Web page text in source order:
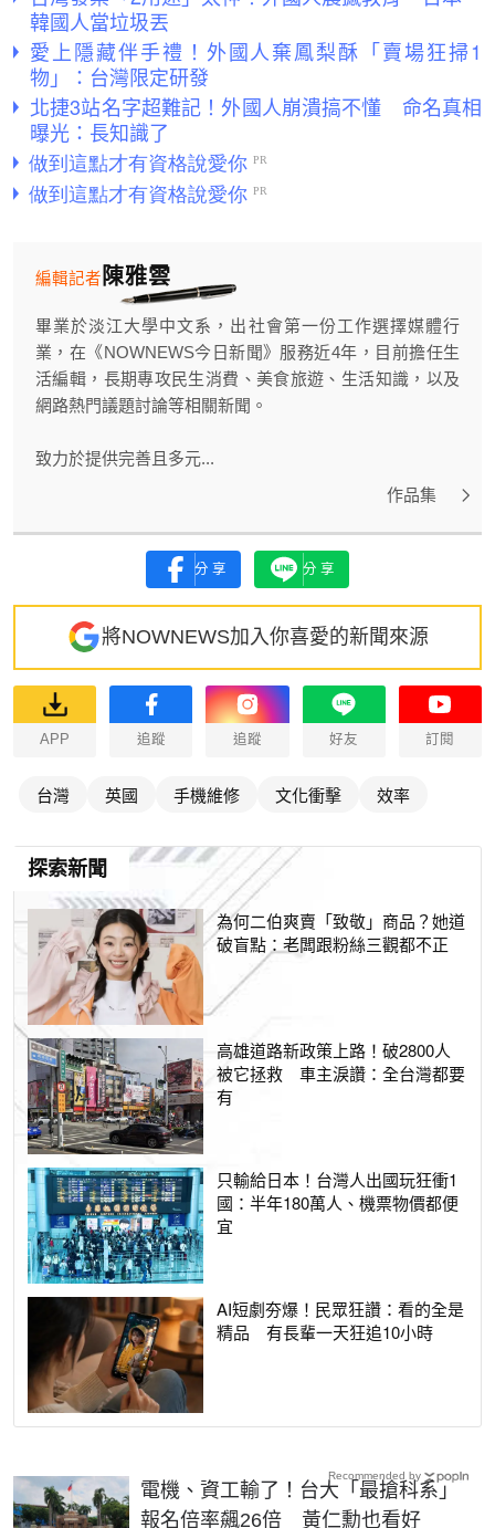
韓國人當垃圾丟
愛上隱藏伴手禮！外國人棄鳳梨酥「賣場狂掃1
物」：台灣限定研發
北捷3站名字超難記！外國人崩潰搞不懂 命名真相
曝光：長知識了
陳雅雲
編輯記者
畢業於淡江大學中文系，出社會第一份工作選擇媒體行
業，在《NOWNEWS今日新聞》服務近4年，目前擔任生
活編輯，長期專攻民生消費、美食旅遊、生活知識，以及
網路熱門議題討論等相關新聞。
致力於提供完善且多元...
作品集
分享 分享
將NOWNEWS加入你喜愛的新聞來源
APP 追蹤 追蹤 好友 訂閱
台灣 英國 手機維修 文化衝擊 效率
探索新聞
為何二伯爽賣「致敬」商品？她道
破盲點：老闆跟粉絲三觀都不正
高雄道路新政策上路！破2800人
被它拯救 車主淚讚：全台灣都要
有
只輸給日本！台灣人出國玩狂衝1
國：半年180萬人、機票物價都便
宜
AI短劇夯爆！民眾狂讚：看的全是
精品 有長輩一天狂追10小時
電機、資工輸了！台大「最搶科系」
報名倍率飆26倍 黃仁勳也看好
Recommended by